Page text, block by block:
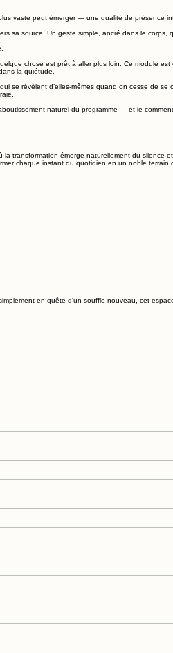
vaste peut émerger — une qualité de présence
sa source. Un geste simple, ancré dans le corps,
chose est prêt à aller plus loin. Ce module
la quiétude.
se révèlent d’elles-mêmes quand on cesse de
naturel du programme — et le
transformation émerge naturellement du silence
chaque instant du quotidien en un noble terrain
en quête d'un souffle nouveau, cet